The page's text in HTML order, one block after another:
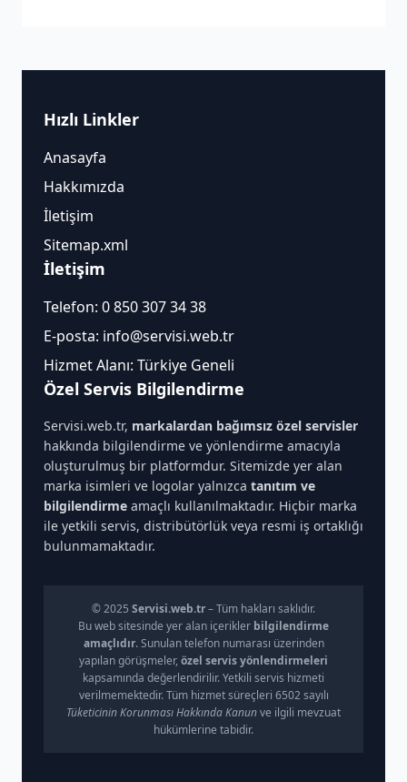
Hızlı Linkler
Anasayfa
Hakkımızda
İletişim
Sitemap.xml
İletişim
Telefon: 0 850 307 34 38
E-posta: info@servisi.web.tr
Hizmet Alanı: Türkiye Geneli
Özel Servis Bilgilendirme
Servisi.web.tr, markalardan bağımsız özel servisler
hakkında bilgilendirme ve yönlendirme amacıyla
oluşturulmuş bir platformdur. Sitemizde yer alan
marka isimleri ve logolar yalnızca tanıtım ve
bilgilendirme amaçlı kullanılmaktadır. Hiçbir marka
ile yetkili servis, distribütörlük veya resmi iş ortaklığı
bulunmamaktadır.
© 2025 Servisi.web.tr– Tüm hakları saklıdır.
Bu web sitesinde yer alan içerikler bilgilendirme
amaçlıdır. Sunulan telefon numarası üzerinden
yapılan görüşmeler, özel servis yönlendirmeleri
kapsamında değerlendirilir. Yetkili servis hizmeti
verilmemektedir. Tüm hizmet süreçleri 6502 sayılı
Tüketicinin Korunması Hakkında Kanunve ilgili mevzuat
hükümlerine tabidir.